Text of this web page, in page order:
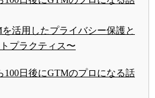
活用したプライバシー保護と
プラクティス〜
100日後にGTMのプロになる話